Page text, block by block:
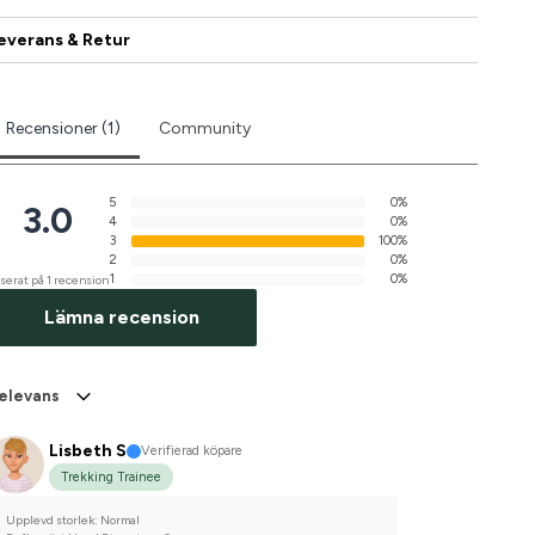
& Retur
Recensioner (1) Community
3.0
på 1 recension
5
0%
4
0%
3
100%
2
0%
1
0%
Lämna recension
Lisbeth S
Verifierad köpare
Trekking Trainee
Upplevd storlek: Normal